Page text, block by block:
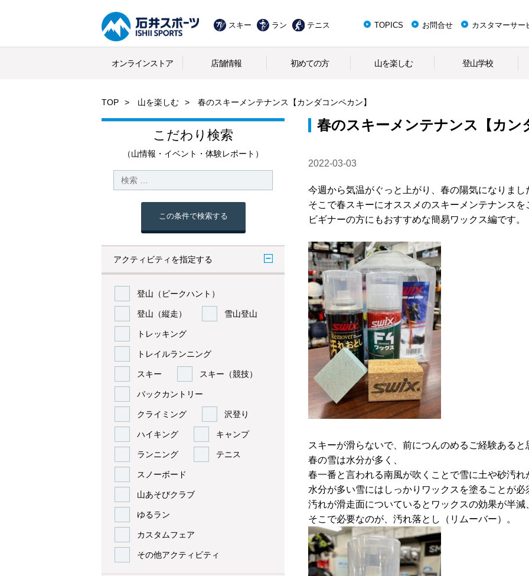
スキー ラン テニス TOPICS お問合せ カスタマーサー
オンラインストア 店舗情報 初めての方 山を楽しむ 登山学校
TOP 山を楽しむ 春のスキーメンテナンス【カンダコンペカン】
こだわり検索
（山情報・イベント・体験レポート）
この条件で検索する
アクティビティを指定する
登山（ピークハント）
登山（縦走） 雪山登山
トレッキング
トレイルランニング
スキー スキー（競技）
バックカントリー
クライミング 沢登り
ハイキング キャンプ
ランニング テニス
スノーボード
山あそびクラブ
ゆるラン
カスタムフェア
その他アクティビティ
春のスキーメンテナンス【カン
2022-03-03
今週から気温がぐっと上がり、春の陽気になりまし
そこで春スキーにオススメのスキーメンテナンスを
ビギナーの方にもおすすめな簡易ワックス編です。
スキーが滑らないで、前につんのめるご経験あると
春の雪は水分が多く、
春一番と言われる南風が吹くことで雪に土や砂汚れ
水分が多い雪にはしっかりワックスを塗ることが必
汚れが滑走面についているとワックスの効果が半減
そこで必要なのが、汚れ落とし（リムーバー）。